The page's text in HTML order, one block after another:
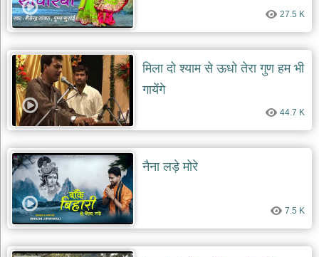
bhajans
शनि
देव
भजन
shani
dev
bhajans
आज
का
भजन
bhajan
of
the
day
भजन
जोड़ें
bhajans
27.5 K
मिला दो श्याम से ऊधो तेरा गुण हम भी
गायेंगे
44.7 K
नैना लड़े मोरे
7.5 K